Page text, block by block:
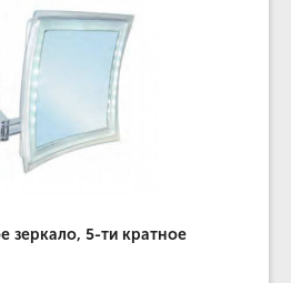
зеркало, 5-ти кратное